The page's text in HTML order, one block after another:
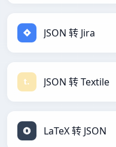
JSON 转 Jira
JSON 转 Textile
LaTeX 转 JSON